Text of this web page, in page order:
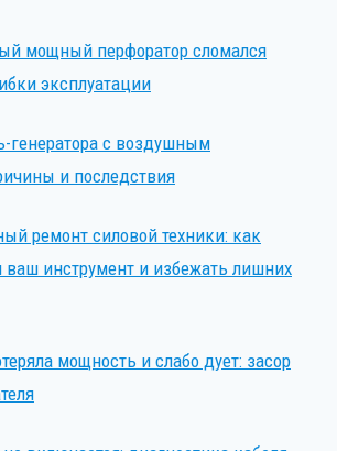
мощный перфоратор сломался
эксплуатации
генератора с воздушным
и последствия
ремонт силовой техники: как
ваш инструмент и избежать лишних
мощность и слабо дует: засор